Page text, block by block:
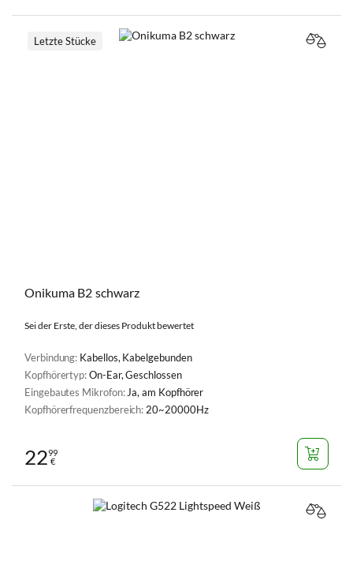
Onikuma B2 schwarz
Sei der Erste, der dieses Produkt bewertet
Verbindung: Kabellos, Kabelgebunden
Kopfhörertyp:On-Ear, Geschlossen
Eingebautes Mikrofon:Ja, am Kopfhörer
Kopfhörerfrequenzbereich:20~20000Hz
Letzte Stücke
2299
€